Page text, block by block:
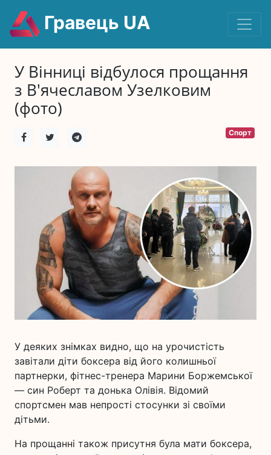
Гравець UA
У Вінниці відбулося прощання
з В'ячеславом Узелковим
(фото)
Спорт
У деяких знімках видно, що на урочистість
завітали діти боксера від його колишньої
партнерки, фітнес-тренера Марини Боржемської
— син Роберт та донька Олівія. Відомий
спортсмен мав непрості стосунки зі своїми
дітьми.
На прощанні також присутня була мати боксера,